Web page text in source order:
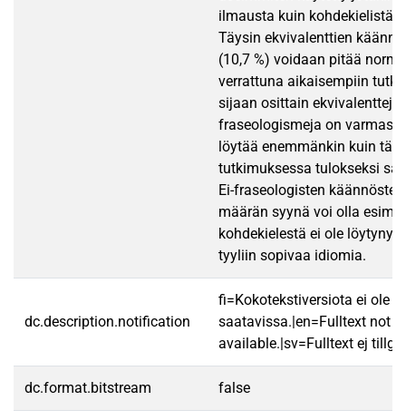
ilmausta kuin kohdekielistä
Täysin ekvivalenttien
(10,7 %) voidaan pitää
verrattuna aikaisempiin
sijaan osittain ekvivalentteja
fraseologismeja on
löytää enemmänkin kuin
tutkimuksessa tulokseksi
Ei-fraseologisten
määrän syynä voi olla
kohdekielestä ei ole löytynyt
tyyliin sopivaa idiomia.
dc.description.notification
fi=Kokotekstiversiota ei ole
saatavissa.|en=Fulltext not
available.|sv=Fulltext ej
dc.format.bitstream false